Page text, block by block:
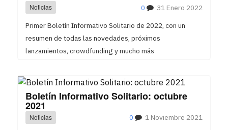
Noticias 31 Enero 2022
0
Primer Boletín Informativo Solitario de 2022, con un
resumen de todas las novedades, próximos
lanzamientos, crowdfunding y mucho más
Boletín Informativo Solitario: octubre
2021
Noticias 1 Noviembre 2021
0